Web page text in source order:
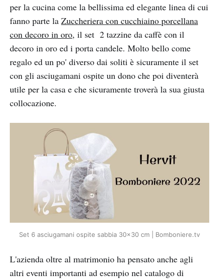
per la cucina come la bellissima ed elegante linea di cui
fanno parte la Zuccheriera con cucchiaino porcellana
con decoro in oro, il set 2 tazzine da caffè con il
decoro in oro ed i porta candele. Molto bello come
regalo ed un po' diverso dai soliti è sicuramente il set
con gli asciugamani ospite un dono che poi diventerà
utile per la casa e che sicuramente troverà la sua giusta
collocazione.
Set 6 asciugamani ospite sabbia 30x30 cm | Bomboniere.tv
L'azienda oltre al matrimonio ha pensato anche agli
altri eventi importanti ad esempio nel catalogo di